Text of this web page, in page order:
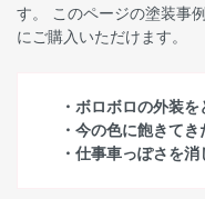
す。 このページの塗装事
にご購入いただけます。
・ボロボロの外装
・今の色に飽きて
・仕事車っぽさを